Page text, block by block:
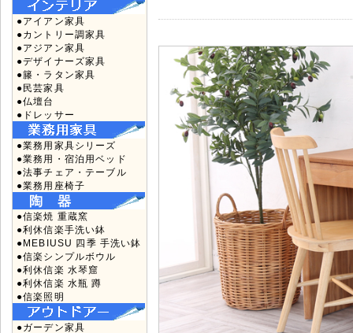
●アイアン家具
●カントリー調家具
●アジアン家具
●デザイナーズ家具
●籐・ラタン家具
●民芸家具
●仏壇台
●ドレッサー
●業務用家具シリーズ
●業務用・宿泊用ベッド
●法事チェア・テーブル
●業務用座椅子
●信楽焼 重蔵窯
●利休信楽手洗い鉢
●MEBIUSU 四季 手洗い鉢
●信楽シンプルボウル
●利休信楽 水琴窟
●利休信楽 水瓶 蹲
●信楽照明
●ガーデン家具